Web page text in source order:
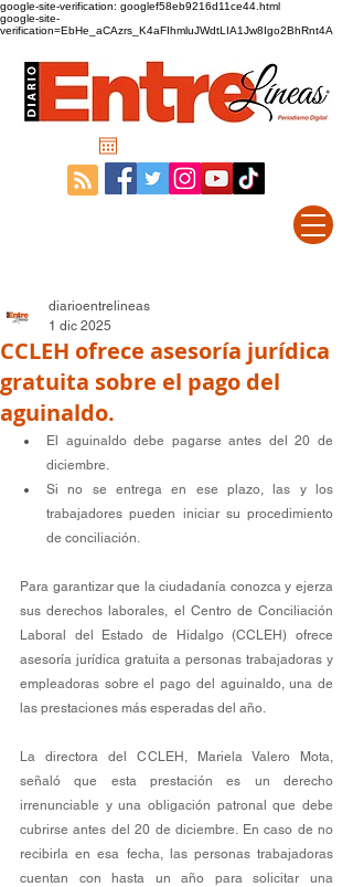
google-site-verification: googlef58eb9216d11ce44.html
google-site-
verification=EbHe_aCAzrs_K4aFIhmluJWdtLIA1Jw8Igo2BhRnt4A
CCLEH ofrece asesoría jurídica
gratuita sobre el pago del
aguinaldo.
diarioentrelineas
1 dic 2025
El aguinaldo debe pagarse antes del 20 de
diciembre.
Si no se entrega en ese plazo, las y los
trabajadores pueden iniciar su procedimiento
de conciliación.
Para garantizar que la ciudadanía conozca y ejerza
sus derechos laborales, el Centro de Conciliación
Laboral del Estado de Hidalgo (CCLEH) ofrece
asesoría jurídica gratuita a personas trabajadoras y
empleadoras sobre el pago del aguinaldo, una de
las prestaciones más esperadas del año.
La directora del CCLEH, Mariela Valero Mota,
señaló que esta prestación es un derecho
irrenunciable y una obligación patronal que debe
cubrirse antes del 20 de diciembre. En caso de no
recibirla en esa fecha, las personas trabajadoras
cuentan con hasta un año para solicitar una